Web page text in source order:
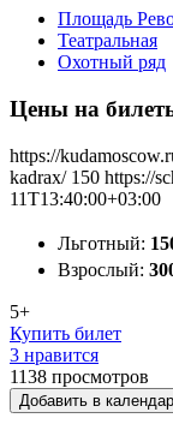
Площадь
Театральная
Охотный ряд
Цены на
https://
kadrax/ 150 https://
11T13:40:00+03:00
Льготный:
Взрослый:
5+
Купить билет
3 нравится
1138 просмотров
Добавить в